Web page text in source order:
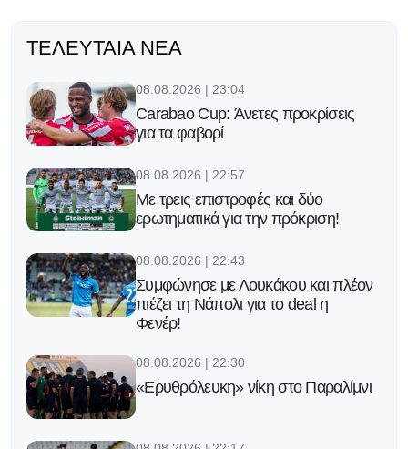
ΤΕΛΕΥΤΑΊΑ ΝΈΑ
08.08.2026 | 23:04
Carabao Cup: Άνετες προκρίσεις
για τα φαβορί
08.08.2026 | 22:57
Με τρεις επιστροφές και δύο
ερωτηματικά για την πρόκριση!
08.08.2026 | 22:43
Συμφώνησε με Λουκάκου και πλέον
πιέζει τη Νάπολι για το deal η
Φενέρ!
08.08.2026 | 22:30
«Ερυθρόλευκη» νίκη στο Παραλίμνι